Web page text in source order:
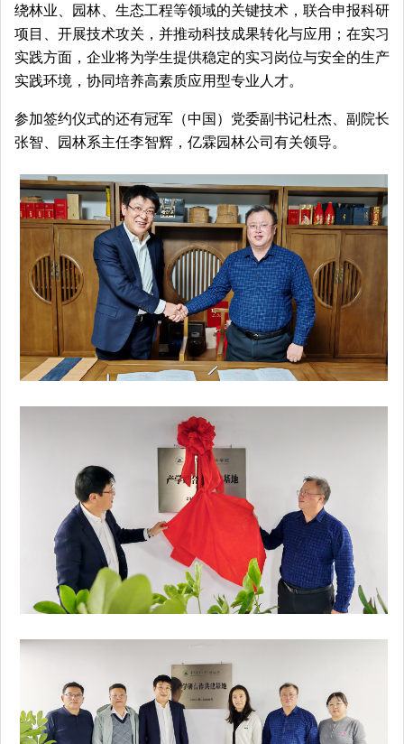
绕林业、园林、生态工程等领域的关键技术，联合申报科研
项目、开展技术攻关，并推动科技成果转化与应用；在实习
实践方面，企业将为学生提供稳定的实习岗位与安全的生产
实践环境，协同培养高素质应用型专业人才。
参加签约仪式的还有冠军（中国）党委副书记杜杰、副院长
张智、园林系主任李智辉，亿霖园林公司有关领导。